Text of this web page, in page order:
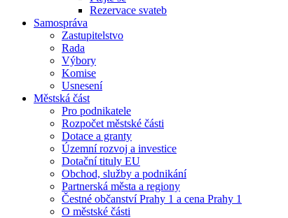
Rezervace svateb
Samospráva
Zastupitelstvo
Rada
Výbory
Komise
Usnesení
Městská část
Pro podnikatele
Rozpočet městské části
Dotace a granty
Územní rozvoj a investice
Dotační tituly EU
Obchod, služby a podnikání
Partnerská města a regiony
Čestné občanství Prahy 1 a cena Prahy 1
O městské části